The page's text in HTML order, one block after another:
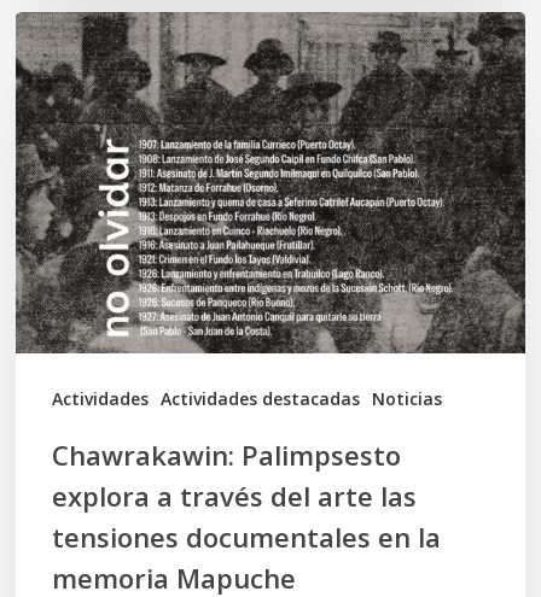
Actividades Actividades destacadas Noticias
Chawrakawin:
Palimpsesto
explora
a
través
del
arte
las
tensiones
documentales
memoria
Mapuche
Chawrakawin: Palimpsesto
explora a través del arte las
tensiones documentales en la
memoria Mapuche